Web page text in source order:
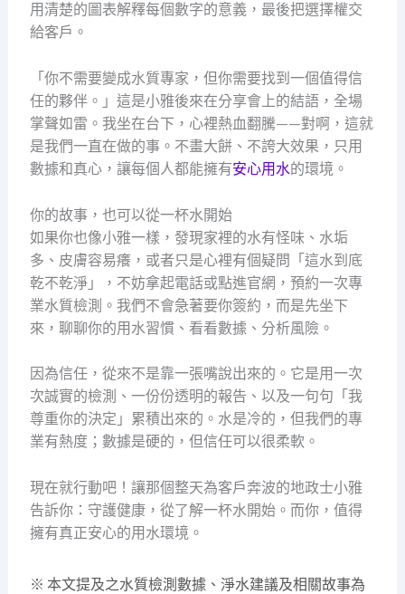
用清楚的圖表解釋每個數字的意義，最後把選擇權交
給客戶。
「你不需要變成水質專家，但你需要找到一個值得信
任的夥伴。」這是小雅後來在分享會上的結語，全場
掌聲如雷。我坐在台下，心裡熱血翻騰——對啊，這就
是我們一直在做的事。不畫大餅、不誇大效果，只用
數據和真心，讓每個人都能擁有安心用水的環境。
你的故事，也可以從一杯水開始
如果你也像小雅一樣，發現家裡的水有怪味、水垢
多、皮膚容易癢，或者只是心裡有個疑問「這水到底
乾不乾淨」，不妨拿起電話或點進官網，預約一次專
業水質檢測。我們不會急著要你簽約，而是先坐下
來，聊聊你的用水習慣、看看數據、分析風險。
因為信任，從來不是靠一張嘴說出來的。它是用一次
次誠實的檢測、一份份透明的報告、以及一句句「我
尊重你的決定」累積出來的。水是冷的，但我們的專
業有熱度；數據是硬的，但信任可以很柔軟。
現在就行動吧！讓那個整天為客戶奔波的地政士小雅
告訴你：守護健康，從了解一杯水開始。而你，值得
擁有真正安心的用水環境。
※ 本文提及之水質檢測數據、淨水建議及相關故事為